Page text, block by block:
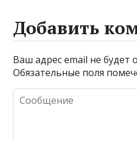
Добавить
Ваш адрес email не будет
Обязательные поля